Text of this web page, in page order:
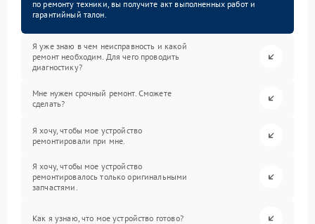
по ремонту техники, вы получите акт выполненных работ и
гарантийный талон.
Я уже знаю в чем неисправность и какой
ремонт необходим. Для чего проводить
диагностику?
Мне нужен срочный ремонт. Сможете
сделать?
Я хочу, чтобы мое устройство
ремонтировали при мне.
Я хочу, чтобы мое устройство
ремонтировалось только оригинальными
запчастями.
Как я узнаю, что мое устройство готово?